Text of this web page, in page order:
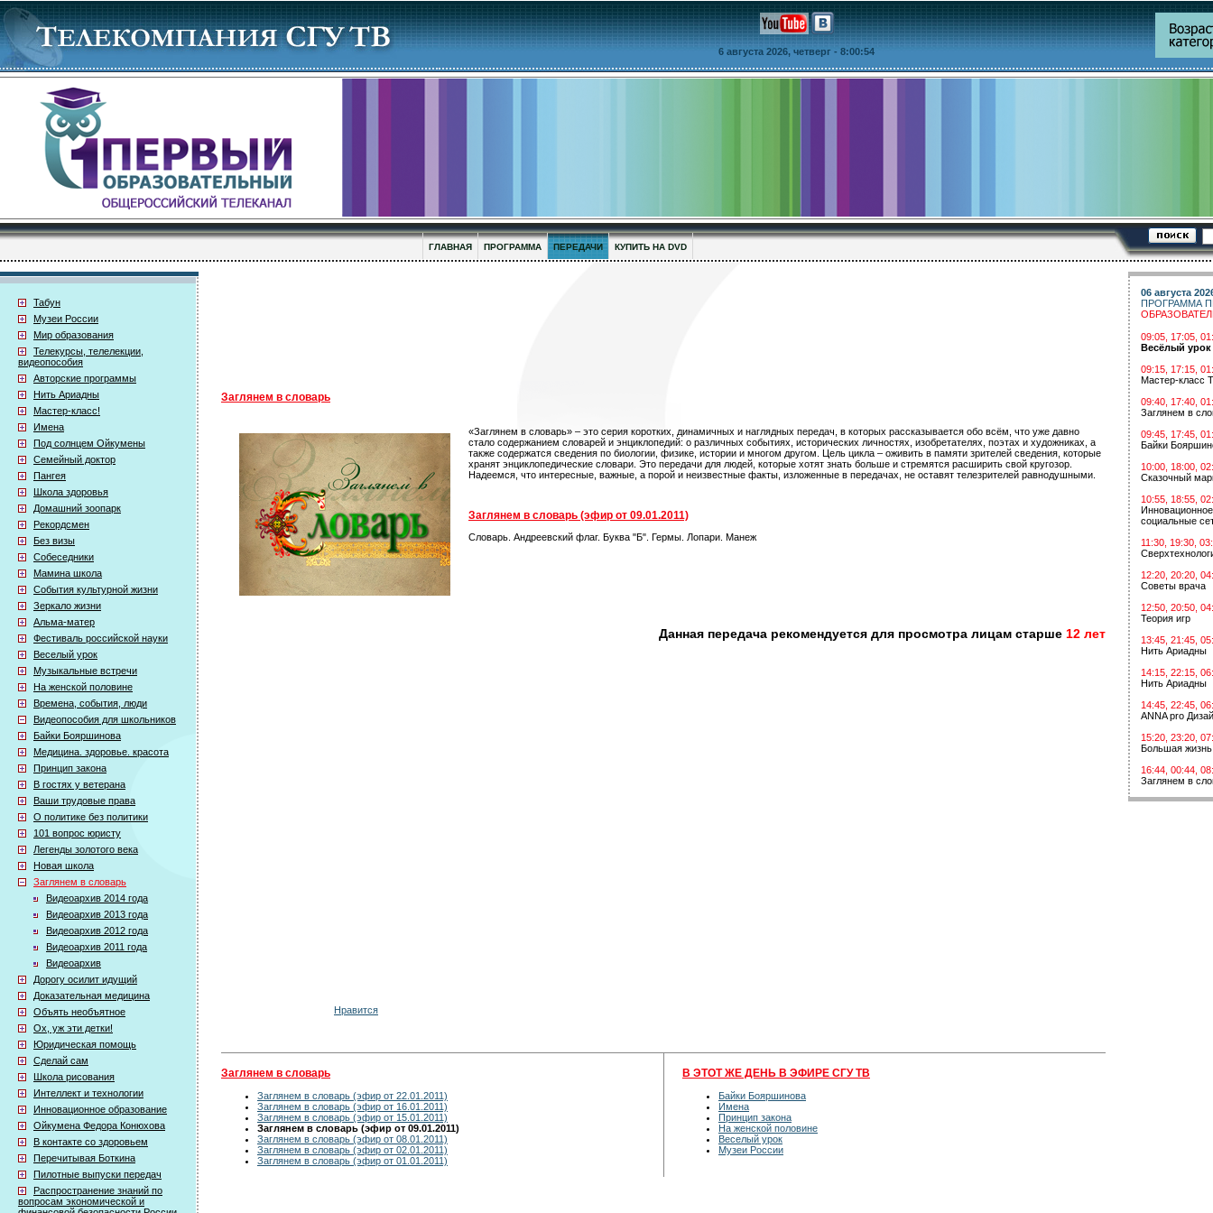
6 августа 2026, четверг - 8:00:54
ГЛАВНАЯ ПРОГРАММА ПЕРЕДАЧИ КУПИТЬ НА DVD
Табун
Музеи России
Мир образования
Телекурсы, телелекции,
видеопособия
Авторские программы
Нить Ариадны
Мастер-класс!
Имена
Под солнцем Ойкумены
Семейный доктор
Пангея
Школа здоровья
Домашний зоопарк
Рекордсмен
Без визы
Собеседники
Мамина школа
События культурной жизни
Зеркало жизни
Альма-матер
Фестиваль российской науки
Веселый урок
Музыкальные встречи
На женской половине
Времена, события, люди
Видеопособия для школьников
Байки Бояршинова
Медицина. здоровье. красота
Принцип закона
В гостях у ветерана
Ваши трудовые права
О политике без политики
101 вопрос юристу
Легенды золотого века
Новая школа
Заглянем в словарь
Видеоархив 2014 года
Видеоархив 2013 года
Видеоархив 2012 года
Видеоархив 2011 года
Видеоархив
Дорогу осилит идущий
Доказательная медицина
Объять необъятное
Ох, уж эти детки!
Юридическая помощь
Сделай сам
Школа рисования
Интеллект и технологии
Инновационное образование
Ойкумена Федора Конюхова
В контакте со здоровьем
Перечитывая Боткина
Пилотные выпуски передач
Распространение знаний по
вопросам экономической и
Заглянем в словарь
«Заглянем в словарь» – это серия коротких, динамичных и наглядных передач, в которых рассказывается обо всём, что уже давно
стало содержанием словарей и энциклопедий: о различных событиях, исторических личностях, изобретателях, поэтах и художниках, а
также содержатся сведения по биологии, физике, истории и многом другом. Цель цикла – оживить в памяти зрителей сведения, которые
хранят энциклопедические словари. Это передачи для людей, которые хотят знать больше и стремятся расширить свой кругозор.
Надеемся, что интересные, важные, а порой и неизвестные факты, изложенные в передачах, не оставят телезрителей равнодушными.
Заглянем в словарь (эфир от 09.01.2011)
Словарь. Андреевский флаг. Буква "Б". Гермы. Лопари. Манеж
Данная передача рекомендуется для просмотра лицам старше 12 лет
Нравится
Заглянем в словарь
Заглянем в словарь (эфир от 22.01.2011)
Заглянем в словарь (эфир от 16.01.2011)
Заглянем в словарь (эфир от 15.01.2011)
Заглянем в словарь (эфир от 09.01.2011)
Заглянем в словарь (эфир от 08.01.2011)
Заглянем в словарь (эфир от 02.01.2011)
Заглянем в словарь (эфир от 01.01.2011)
В ЭТОТ ЖЕ ДЕНЬ В ЭФИРЕ СГУ ТВ
Байки Бояршинова
Имена
Принцип закона
На женской половине
Веселый урок
Музеи России
06 августа
ПРОГРАММА
09:05, 17:05,
Весёлый урок
09:15, 17:15,
Мастер-класс
09:40, 17:40,
Заглянем в
09:45, 17:45,
Байки
10:00, 18:00,
Сказочный
10:55, 18:55,
социальные
11:30, 19:30,
12:20, 20:20,
Советы врача
12:50, 20:50,
Теория игр
13:45, 21:45,
Нить Ариадны
14:15, 22:15,
Нить Ариадны
14:45, 22:45,
ANNA pro
15:20, 23:20,
Большая жизнь
16:44, 00:44,
Заглянем в